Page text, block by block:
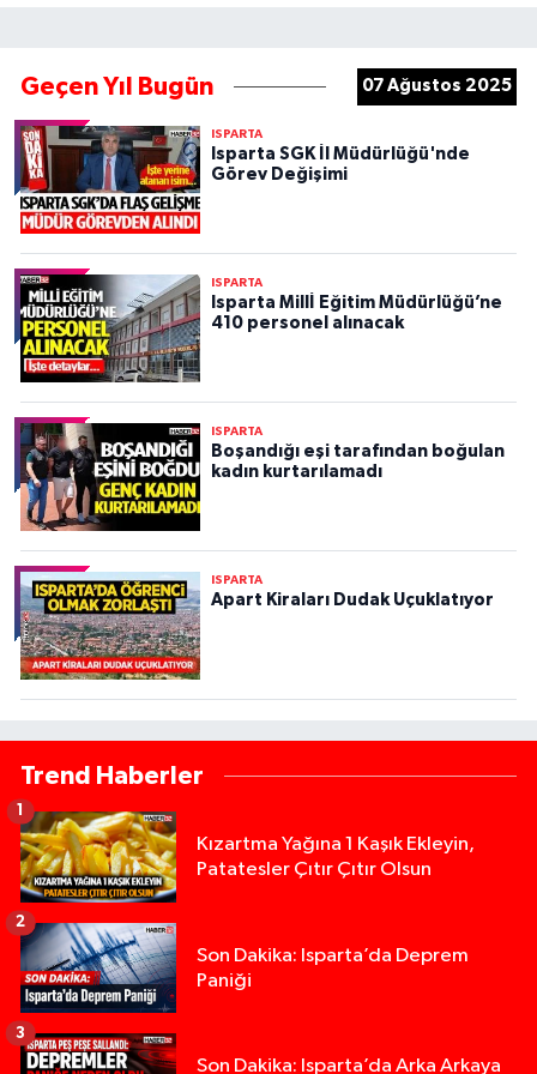
Geçen Yıl Bugün 07 Ağustos 2025
ISPARTA
Isparta SGK İl Müdürlüğü'nde
Görev Değişimi
ISPARTA
Isparta Millİ Eğitim Müdürlüğü’ne
410 personel alınacak
ISPARTA
Boşandığı eşi tarafından boğulan
kadın kurtarılamadı
ISPARTA
Apart Kiraları Dudak Uçuklatıyor
Trend Haberler
Kızartma Yağına 1 Kaşık Ekleyin,
Patatesler Çıtır Çıtır Olsun
1
Son Dakika: Isparta’da Deprem
Paniği
2
Son Dakika: Isparta’da Arka Arkaya
3